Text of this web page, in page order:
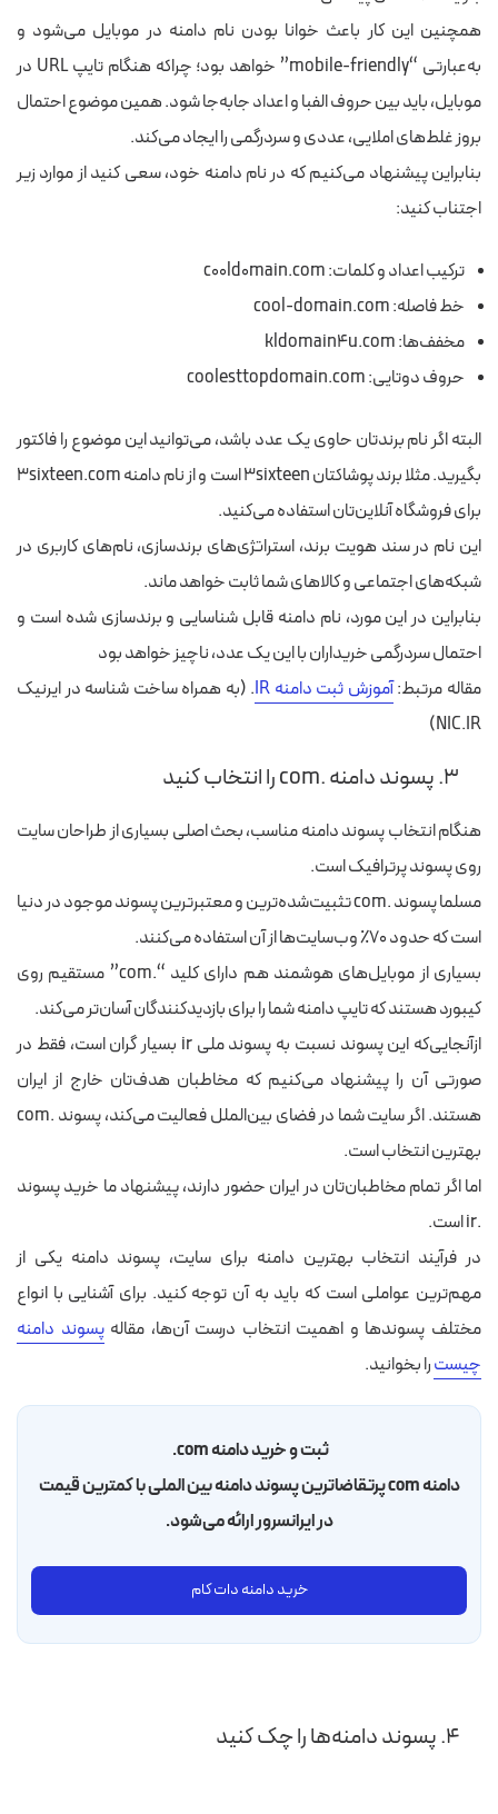
همچنین این کار باعث خوانا بودن نام دامنه در موبایل می‌شود و
به‌عبارتی “mobile-friendly” خواهد بود؛ چراکه هنگام تایپ URL در
موبایل، باید بین حروف الفبا و اعداد جابه‌جا شود. همین موضوع احتمال
بروز غلط‌های املایی، عددی و سردرگمی را ایجاد می‌کند.
بنابراین پیشنهاد می‌کنیم که در نام دامنه خود، سعی کنید از موارد زیر
اجتناب کنید:
ترکیب اعداد و کلمات: c00ld0main.com
خط فاصله: cool-domain.com
مخفف‌ها: kldomain4u.com
حروف دوتایی: coolesttopdomain.com
البته اگر نام برندتان حاوی یک عدد باشد، می‌توانید این موضوع را فاکتور
بگیرید. مثلا برند پوشاکتان 3sixteen است و از نام دامنه 3sixteen.com
برای فروشگاه آنلاین‌تان استفاده می‌کنید.
این نام در سند هویت برند، استراتژی‌های برندسازی، نام‌های کاربری در
شبکه‌های اجتماعی و کالاهای شما ثابت خواهد ماند.
بنابراین در این مورد، نام دامنه قابل شناسایی و برندسازی شده است و
احتمال سردرگمی خریداران با این یک عدد، ناچیز خواهد بود
مقاله مرتبط:آموزش ثبت دامنه IR
. (به همراه ساخت شناسه در ایرنیک
NIC.IR)
۳. پسوند دامنه .com را انتخاب کنید
هنگام انتخاب پسوند دامنه مناسب، بحث اصلی بسیاری از طراحان سایت
روی پسوند پرترافیک است.
مسلما پسوند .com تثبیت‌شده‌ترین و معتبرترین پسوند موجود در دنیا
است که حدود ۷۰٪ وب‌سایت‌ها از آن استفاده می‌کنند.
بسیاری از موبایل‌های هوشمند هم دارای کلید “.com” مستقیم روی
کیبورد هستند که تایپ دامنه شما را برای بازدیدکنندگان آسان‌تر می‌کند.
ازآنجایی‌که این پسوند نسبت به پسوند ملی ir بسیار گران است، فقط در
صورتی آن را پیشنهاد می‌کنیم که مخاطبان هدف‌تان خارج از ایران
هستند. اگر سایت شما در فضای بین‌الملل فعالیت می‌کند، پسوند .com
بهترین انتخاب است.
اما اگر تمام مخاطبان‌تان در ایران حضور دارند، پیشنهاد ما خرید پسوند
.ir است.
در فرآیند انتخاب بهترین دامنه برای سایت، پسوند دامنه یکی از
مهم‌ترین عواملی است که باید به آن توجه کنید. برای آشنایی با انواع
مختلف پسوندها و اهمیت انتخاب درست آن‌ها، مقالهپسوند دامنه
چیسترا بخوانید.
ثبت و خرید دامنه com.
دامنه com پرتقاضاترین پسوند دامنه بین الملی با کمترین قیمت
در ایرانسرور ارائه می‌شود.
خرید دامنه دات کام
۴. پسوند دامنه‌ها را چک کنید